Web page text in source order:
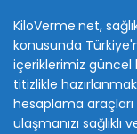
KiloVerme.net,
konusunda
içeriklerimiz güncel
titizlikle
hesaplama
ulaşmanızı